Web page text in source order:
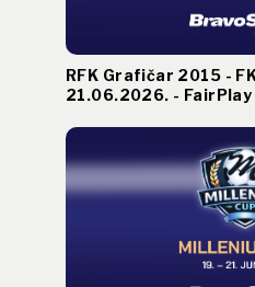
RFK Grafičar 2015 -
21.06.2026. - FairPlay